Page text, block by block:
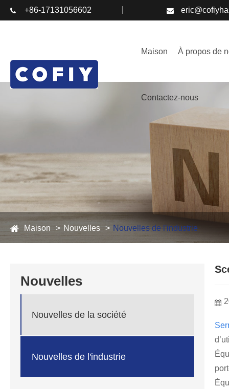
+86-17131056602
Maison À propos de
Contactez-nous
Maison Nouvelles Nouvelles de l'industrie
Nouvelles
Nouvelles de la société
Nouvelles de l'industrie